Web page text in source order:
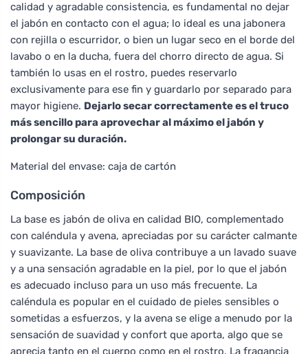
calidad y agradable consistencia, es fundamental no dejar
el jabón en contacto con el agua; lo ideal es una jabonera
con rejilla o escurridor, o bien un lugar seco en el borde del
lavabo o en la ducha, fuera del chorro directo de agua. Si
también lo usas en el rostro, puedes reservarlo
exclusivamente para ese fin y guardarlo por separado para
mayor higiene. Dejarlo secar correctamente es el truco
más sencillo para aprovechar al máximo el jabón y
prolongar su duración.
Material del envase: caja de cartón
Composición
La base es jabón de oliva en calidad BIO, complementado
con caléndula y avena, apreciadas por su carácter calmante
y suavizante. La base de oliva contribuye a un lavado suave
y a una sensación agradable en la piel, por lo que el jabón
es adecuado incluso para un uso más frecuente. La
caléndula es popular en el cuidado de pieles sensibles o
sometidas a esfuerzos, y la avena se elige a menudo por la
sensación de suavidad y confort que aporta, algo que se
aprecia tanto en el cuerpo como en el rostro. La fragancia